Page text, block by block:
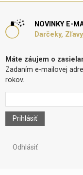
NOVINKY E-
Darčeky,
Máte záujem o
Zadaním e-mailovej
rokov.
Prihlásiť
Odhlásiť